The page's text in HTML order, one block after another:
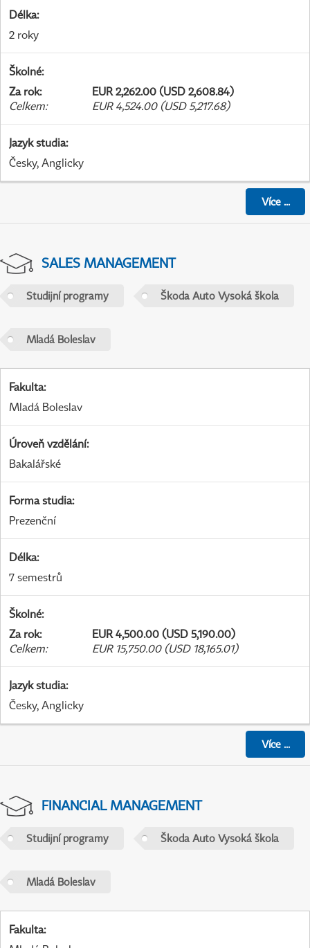
Délka:
2 roky
Školné:
Za rok:
EUR 2,262.00 (USD 2,608.84)
Celkem: EUR 4,524.00 (USD 5,217.68)
Jazyk studia:
Česky, Anglicky
Více...
SALES MANAGEMENT
Studijní programy Škoda Auto Vysoká škola
Mladá Boleslav
Fakulta:
Mladá Boleslav
Úroveň vzdělání:
Bakalářské
Forma studia:
Prezenční
Délka:
7 semestrů
Školné:
Za rok:
EUR 4,500.00 (USD 5,190.00)
Celkem: EUR 15,750.00 (USD 18,165.01)
Jazyk studia:
Česky, Anglicky
Více...
FINANCIAL MANAGEMENT
Studijní programy Škoda Auto Vysoká škola
Mladá Boleslav
Fakulta: